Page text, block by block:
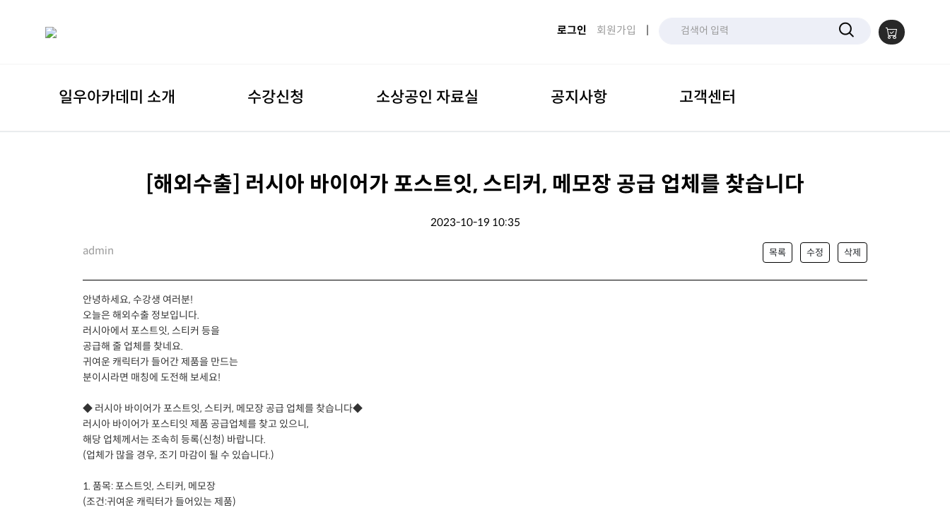
로그인 회원가입 |
일우아카데미 소개 수강신청 소상공인 자료실 공지사항 고객센터
[해외수출] 러시아 바이어가 포스트잇, 스티커, 메모장 공급 업체를 찾습니다
2023-10-19 10:35
admin 목록 수정 삭제
안녕하세요, 수강생 여러분!
오늘은 해외수출 정보입니다.
러시아에서 포스트잇, 스티커 등을
공급해 줄 업체를 찾네요.
귀여운 캐릭터가 들어간 제품을 만드는
분이시라면 매칭에 도전해 보세요!
◆ 러시아 바이어가 포스트잇, 스티커, 메모장 공급 업체를 찾습니다◆
러시아 바이어가 포스티잇 제품 공급업체를 찾고 있으니,
해당 업체께서는 조속히 등록(신청) 바랍니다.
(업체가 많을 경우, 조기 마감이 될 수 있습니다.)
1. 품목: 포스트잇, 스티커, 메모장
(조건:귀여운 캐릭터가 들어있는 제품)